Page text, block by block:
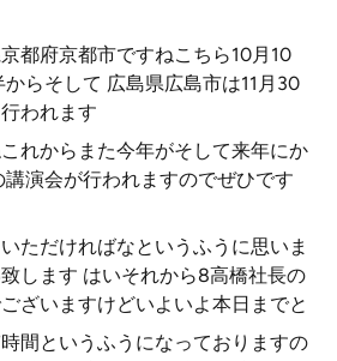
都府京都市ですねこちら10月10
らそして 広島県広島市は11月30
われます
れからまた今年がそして来年にか
演会が行われますのでぜひです
ただければなというふうに思いま
します はいそれから8高橋社長の
ざいますけどいよいよ本日までと
間というふうになっておりますの